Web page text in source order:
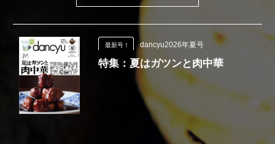
最新号！ dancyu2026年夏号
特集：夏はガツンと肉中華